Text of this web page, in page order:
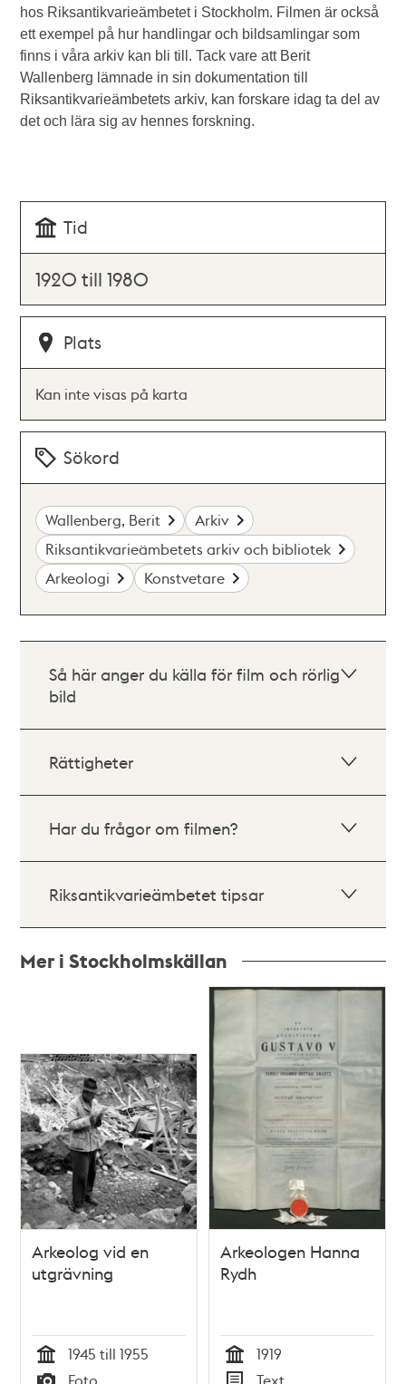
hos Riksantikvarieämbetet i Stockholm. Filmen är också
ett exempel på hur handlingar och bildsamlingar som
finns i våra arkiv kan bli till. Tack vare att Berit
Wallenberg lämnade in sin dokumentation till
Riksantikvarieämbetets arkiv, kan forskare idag ta del av
det och lära sig av hennes forskning.
Tid
1920 till 1980
Plats
Kan inte visas på karta
Sökord
Wallenberg, Berit
Arkiv
Riksantikvarieämbetets arkiv och bibliotek
Arkeologi
Konstvetare
Så här anger du källa för film och rörlig
bild
Rättigheter
Har du frågor om filmen?
Riksantikvarieämbetet tipsar
Mer i Stockholmskällan
teman
Arkeolog vid en
utgrävning
Tid
1945 till 1955
Foto
Arkeologen Hanna
Rydh
Tid
1919
Text